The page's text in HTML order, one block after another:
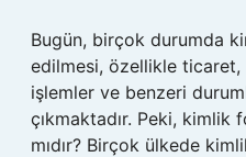
Bugün, birçok durumda
edilmesi, özellikle ticaret,
işlemler ve benzeri
çıkmaktadır. Peki,
mıdır? Birçok ülkede